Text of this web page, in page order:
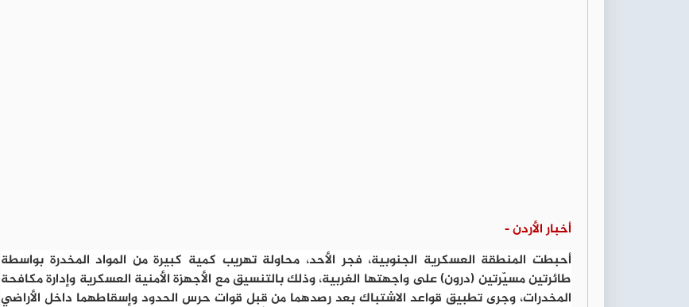
أخبار الأردن -
أحبطت المنطقة العسكرية الجنوبية، فجر الأحد، محاولة تهريب كمية كبيرة من المواد المخدرة بواسطة
طائرتين مسيّرتين (درون) على واجهتها الغربية، وذلك بالتنسيق مع الأجهزة الأمنية العسكرية وإدارة مكافحة
المخدرات، وجرى تطبيق قواعد الاشتباك بعد رصدهما من قِبل قوات حرس الحدود وإسقاطهما داخل الأراضي